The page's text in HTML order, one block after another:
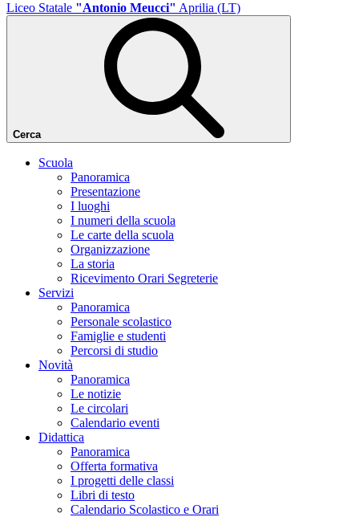
Liceo Statale "Antonio Meucci" Aprilia (LT)
Cerca
Scuola
Panoramica
Presentazione
I luoghi
I numeri della scuola
Le carte della scuola
Organizzazione
La storia
Ricevimento Orari Segreterie
Servizi
Panoramica
Personale scolastico
Famiglie e studenti
Percorsi di studio
Novità
Panoramica
Le notizie
Le circolari
Calendario eventi
Didattica
Panoramica
Offerta formativa
I progetti delle classi
Libri di testo
Calendario Scolastico e Orari